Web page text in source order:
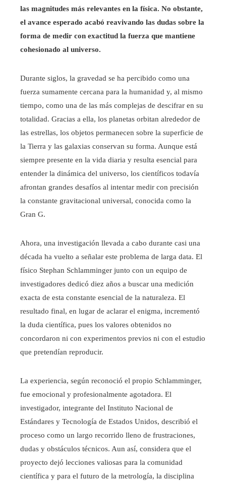
las magnitudes más relevantes en la física. No obstante,
el avance esperado acabó reavivando las dudas sobre la
forma de medir con exactitud la fuerza que mantiene
cohesionado al universo.
Durante siglos, la gravedad se ha percibido como una
fuerza sumamente cercana para la humanidad y, al mismo
tiempo, como una de las más complejas de descifrar en su
totalidad. Gracias a ella, los planetas orbitan alrededor de
las estrellas, los objetos permanecen sobre la superficie de
la Tierra y las galaxias conservan su forma. Aunque está
siempre presente en la vida diaria y resulta esencial para
entender la dinámica del universo, los científicos todavía
afrontan grandes desafíos al intentar medir con precisión
la constante gravitacional universal, conocida como la
Gran G.
Ahora, una investigación llevada a cabo durante casi una
década ha vuelto a señalar este problema de larga data. El
físico Stephan Schlamminger junto con un equipo de
investigadores dedicó diez años a buscar una medición
exacta de esta constante esencial de la naturaleza. El
resultado final, en lugar de aclarar el enigma, incrementó
la duda científica, pues los valores obtenidos no
concordaron ni con experimentos previos ni con el estudio
que pretendían reproducir.
La experiencia, según reconoció el propio Schlamminger,
fue emocional y profesionalmente agotadora. El
investigador, integrante del Instituto Nacional de
Estándares y Tecnología de Estados Unidos, describió el
proceso como un largo recorrido lleno de frustraciones,
dudas y obstáculos técnicos. Aun así, considera que el
proyecto dejó lecciones valiosas para la comunidad
científica y para el futuro de la metrología, la disciplina